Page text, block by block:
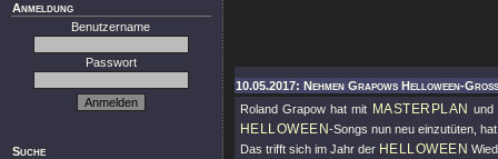
Anmeldung
Benutzername
Passwort
Suche
10.05.2017: Nehmen Grapows Helloween-
Roland Grapow hat mit MASTERPLAN und
HELLOWEEN-Songs nun neu einzutüten,
Das trifft sich im Jahr der HELLOWEEN